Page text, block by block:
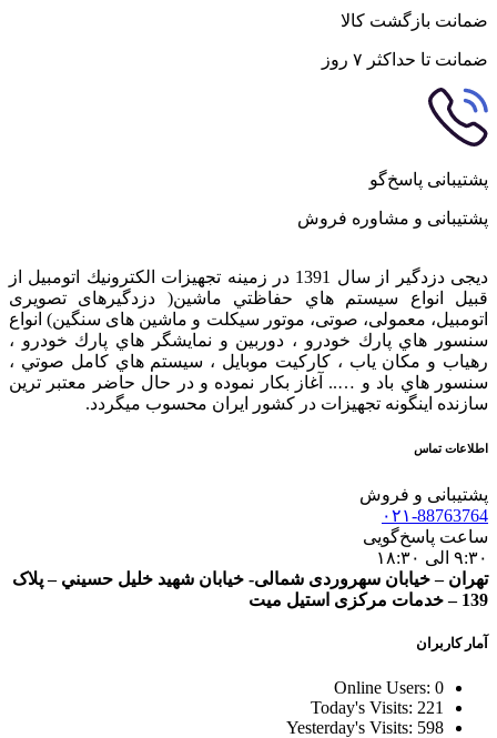
ضمانت بازگشت کالا
ضمانت تا حداکثر ۷ روز
پشتیبانی پاسخ‌گو
پشتیبانی و مشاوره فروش
دیجی دزدگیر از سال 1391 در زمينه تجهيزات الكترونيك اتومبیل از
قبيل انواع سيستم هاي حفاظتي ماشین( دزدگيرهای تصویری
اتومبیل، معمولی، صوتی، موتور سیکلت و ماشین های سنگین) انواع
سنسور هاي پارك خودرو ، دوربين و نمايشگر هاي پارك خودرو ،
رهياب و مكان ياب ، كاركيت موبايل ، سيستم هاي كامل صوتي ،
سنسور هاي باد و ….. آغاز بكار نموده و در حال حاضر معتبر ترين
سازنده اينگونه تجهيزات در كشور ایران محسوب ميگردد.
اطلاعات تماس
پشتیبانی و فروش
۰۲۱-88763764
ساعت پاسخ‌گویی
۹:۳۰ الی ۱۸:۳۰
تهران – خيابان سهروردی شمالی- خيابان شهيد خليل حسيني – پلاک
139 – خدمات مرکزی استیل میت
آمار کاربران
Online Users: 0
Today's Visits: 221
Yesterday's Visits: 598